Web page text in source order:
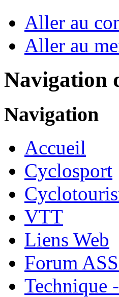
Aller au
Aller au
Navigation
Navigation
Accueil
Cyclosport
VTT
Liens Web
Forum
Technique